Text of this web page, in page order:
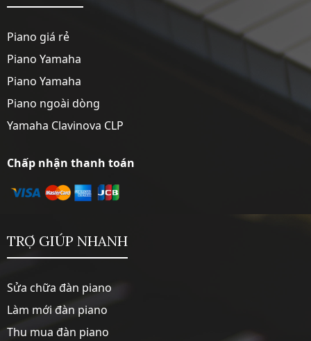
Piano giá rẻ
Piano Yamaha
Piano Yamaha
Piano ngoài dòng
Yamaha Clavinova CLP
Chấp nhận thanh toán
TRỢ GIÚP NHANH
Sửa chữa đàn piano
Làm mới đàn piano
Thu mua đàn piano